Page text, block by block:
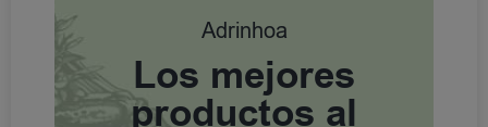
Adrinhoa
Los mejores
productos al